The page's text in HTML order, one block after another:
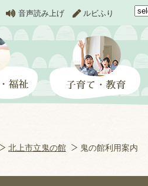
音声読み上げ ルビふり
北上市立鬼の館 鬼の館利用案内